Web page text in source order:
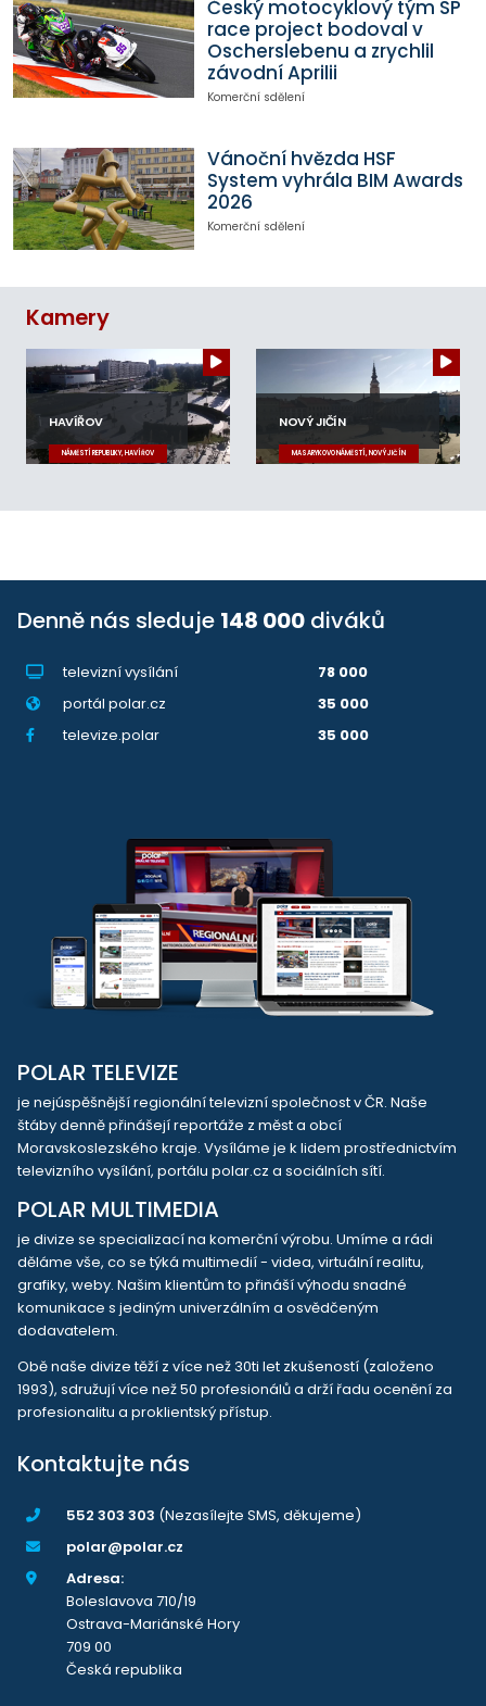
Český motocyklový tým SP
race project bodoval v
Oscherslebenu a zrychlil
závodní Aprilii
Komerční sdělení
Vánoční hvězda HSF
System vyhrála BIM Awards
2026
Komerční sdělení
Kamery
HAVÍŘOV
NÁMĚSTÍ REPUBLIKY, HAVÍŘOV
NOVÝ JIČÍN
MASARYKOVO NÁMĚSTÍ, NOVÝ JIČÍN
Denně nás sleduje 148 000 diváků
televizní vysílání
78 000
portál polar.cz
35 000
televize.polar
35 000
POLAR TELEVIZE
je nejúspěšnější regionální televizní společnost v ČR. Naše
štáby denně přinášejí reportáže z měst a obcí
Moravskoslezského kraje. Vysíláme je k lidem prostřednictvím
televizního vysílání, portálu polar.cz a sociálních sítí.
POLAR MULTIMEDIA
je divize se specializací na komerční výrobu. Umíme a rádi
děláme vše, co se týká multimedií - videa, virtuální realitu,
grafiky, weby. Našim klientům to přináší výhodu snadné
komunikace s jediným univerzálním a osvědčeným
dodavatelem.
Obě naše divize těží z více než 30ti let zkušeností (založeno
1993), sdružují více než 50 profesionálů a drží řadu ocenění za
profesionalitu a proklientský přístup.
Kontaktujte nás
552 303 303 (Nezasílejte SMS, děkujeme)
polar@polar.cz
Adresa:
Boleslavova 710/19
Ostrava-Mariánské Hory
709 00
Česká republika